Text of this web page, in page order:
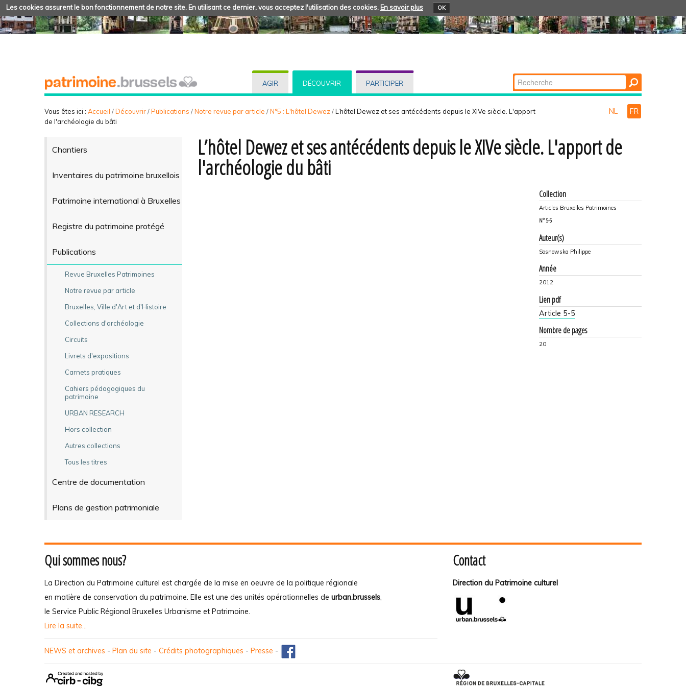
Les cookies assurent le bon fonctionnement de notre site. En utilisant ce dernier, vous acceptez l'utilisation des cookies. En savoir plus OK
AGIR DÉCOUVRIR PARTICIPER Chercher par
Recherche
Vous êtes ici : Accueil /Découvrir/Publications /Notre revue par article /N°5 : L'hôtel Dewez/L’hôtel Dewez et ses antécédents depuis le XIV­e siècle. L'apport
de l'archéologie du bâti
NL FR
Chantiers
Inventaires du patrimoine bruxellois
Patrimoine international à Bruxelles
Registre du patrimoine protégé
Publications
Revue Bruxelles Patrimoines
Notre revue par article
Bruxelles, Ville d'Art et d'Histoire
Collections d'archéologie
Circuits
Livrets d'expositions
Carnets pratiques
Cahiers pédagogiques du
patrimoine
URBAN RESEARCH
Hors collection
Autres collections
Tous les titres
Centre de documentation
Plans de gestion patrimoniale
L’hôtel Dewez et ses antécédents depuis le XIV­e siècle. L'apport de
l'archéologie du bâti
Collection
Articles Bruxelles Patrimoines
N° 5-5
Auteur(s)
Sosnowska Philippe
Année
2012
Lien pdf
Article 5-5
Nombre de pages
20
Qui sommes nous?
La Direction du Patrimoine culturel est chargée de la mise en oeuvre de la politique régionale
en matière de conservation du patrimoine. Elle est une des unités opérationnelles de urban.brussels,
le Service Public Régional Bruxelles Urbanisme et Patrimoine.
Lire la suite...
Contact
Direction du Patrimoine culturel
NEWS et archives - Plan du site - Crédits photographiques - Presse -